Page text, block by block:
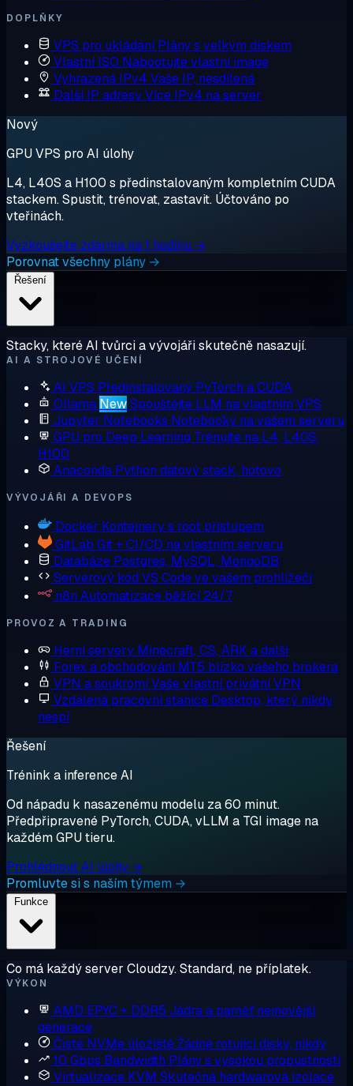
DOPLŇKY
VPS pro ukládání Plány s velkým diskem
Vlastní ISO Nabootujte vlastní image
Vyhrazená IPv4 Vaše IP, nesdílená
Další IP adresyVíce IPv4 na server
Nový
GPU VPS pro AI úlohy
L4, L40S a H100 s předinstalovaným kompletním CUDA
stackem. Spustit, trénovat, zastavit. Účtováno po
vteřinách.
Vyzkoušejte zdarma na 1 hodinu →
Porovnat všechny plány →
Stacky, které AI tvůrci a vývojáři skutečně nasazují.
AI A STROJOVÉ UČENÍ
AI VPS Předinstalovaný PyTorch a CUDA
Ollama NewSpouštějte LLM na vlastním VPS
Jupyter Notebooks Notebooky na vašem serveru
GPU pro Deep Learning Trénujte na L4, L40S,
H100
Anaconda Python datový stack, hotovo
VÝVOJÁŘI A DEVOPS
Docker Kontejnery s root přístupem
GitLab Git + CI/CD na vlastním serveru
Databáze Postgres, MySQL, MongoDB
Serverový kód VS Code ve vašem prohlížeči
n8n Automatizace běžící 24/7
PROVOZ A TRADING
Herní servery Minecraft, CS, ARK a další
Forex a obchodování MT5 blízko vašeho brokera
VPN a soukromíVaše vlastní privátní VPN
Vzdálená pracovní stanice Desktop, který nikdy
nespí
Řešení
Trénink a inference AI
Od nápadu k nasazenému modelu za 60 minut.
Předpřipravené PyTorch, CUDA, vLLM a TGI image na
každém GPU tieru.
Prohlédnout AI úlohy →
Promluvte si s naším týmem →
Co má každý server Cloudzy. Standard, ne příplatek.
VÝKON
AMD EPYC + DDR5 Jádra a paměť nejnovější
generace
Čisté NVMe úložištěŽádné rotující disky, nikdy
10 Gbps Bandwidth Plány s vysokou propustností
Virtualizace KVM Skutečná hardwarová izolace